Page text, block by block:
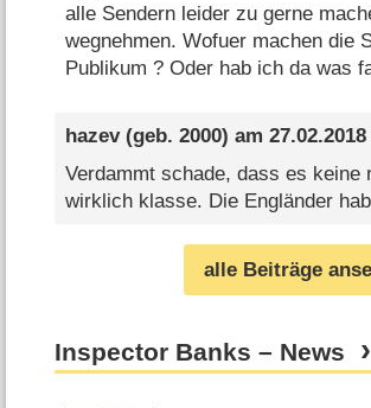
alle Sendern leider zu gerne
wegnehmen. Wofuer machen die
Publikum ? Oder hab ich da was
hazev(geb. 2000) am
Verdammt schade, dass es keine
wirklich klasse. Die Engländer
alle Beiträge
Inspector Banks – News